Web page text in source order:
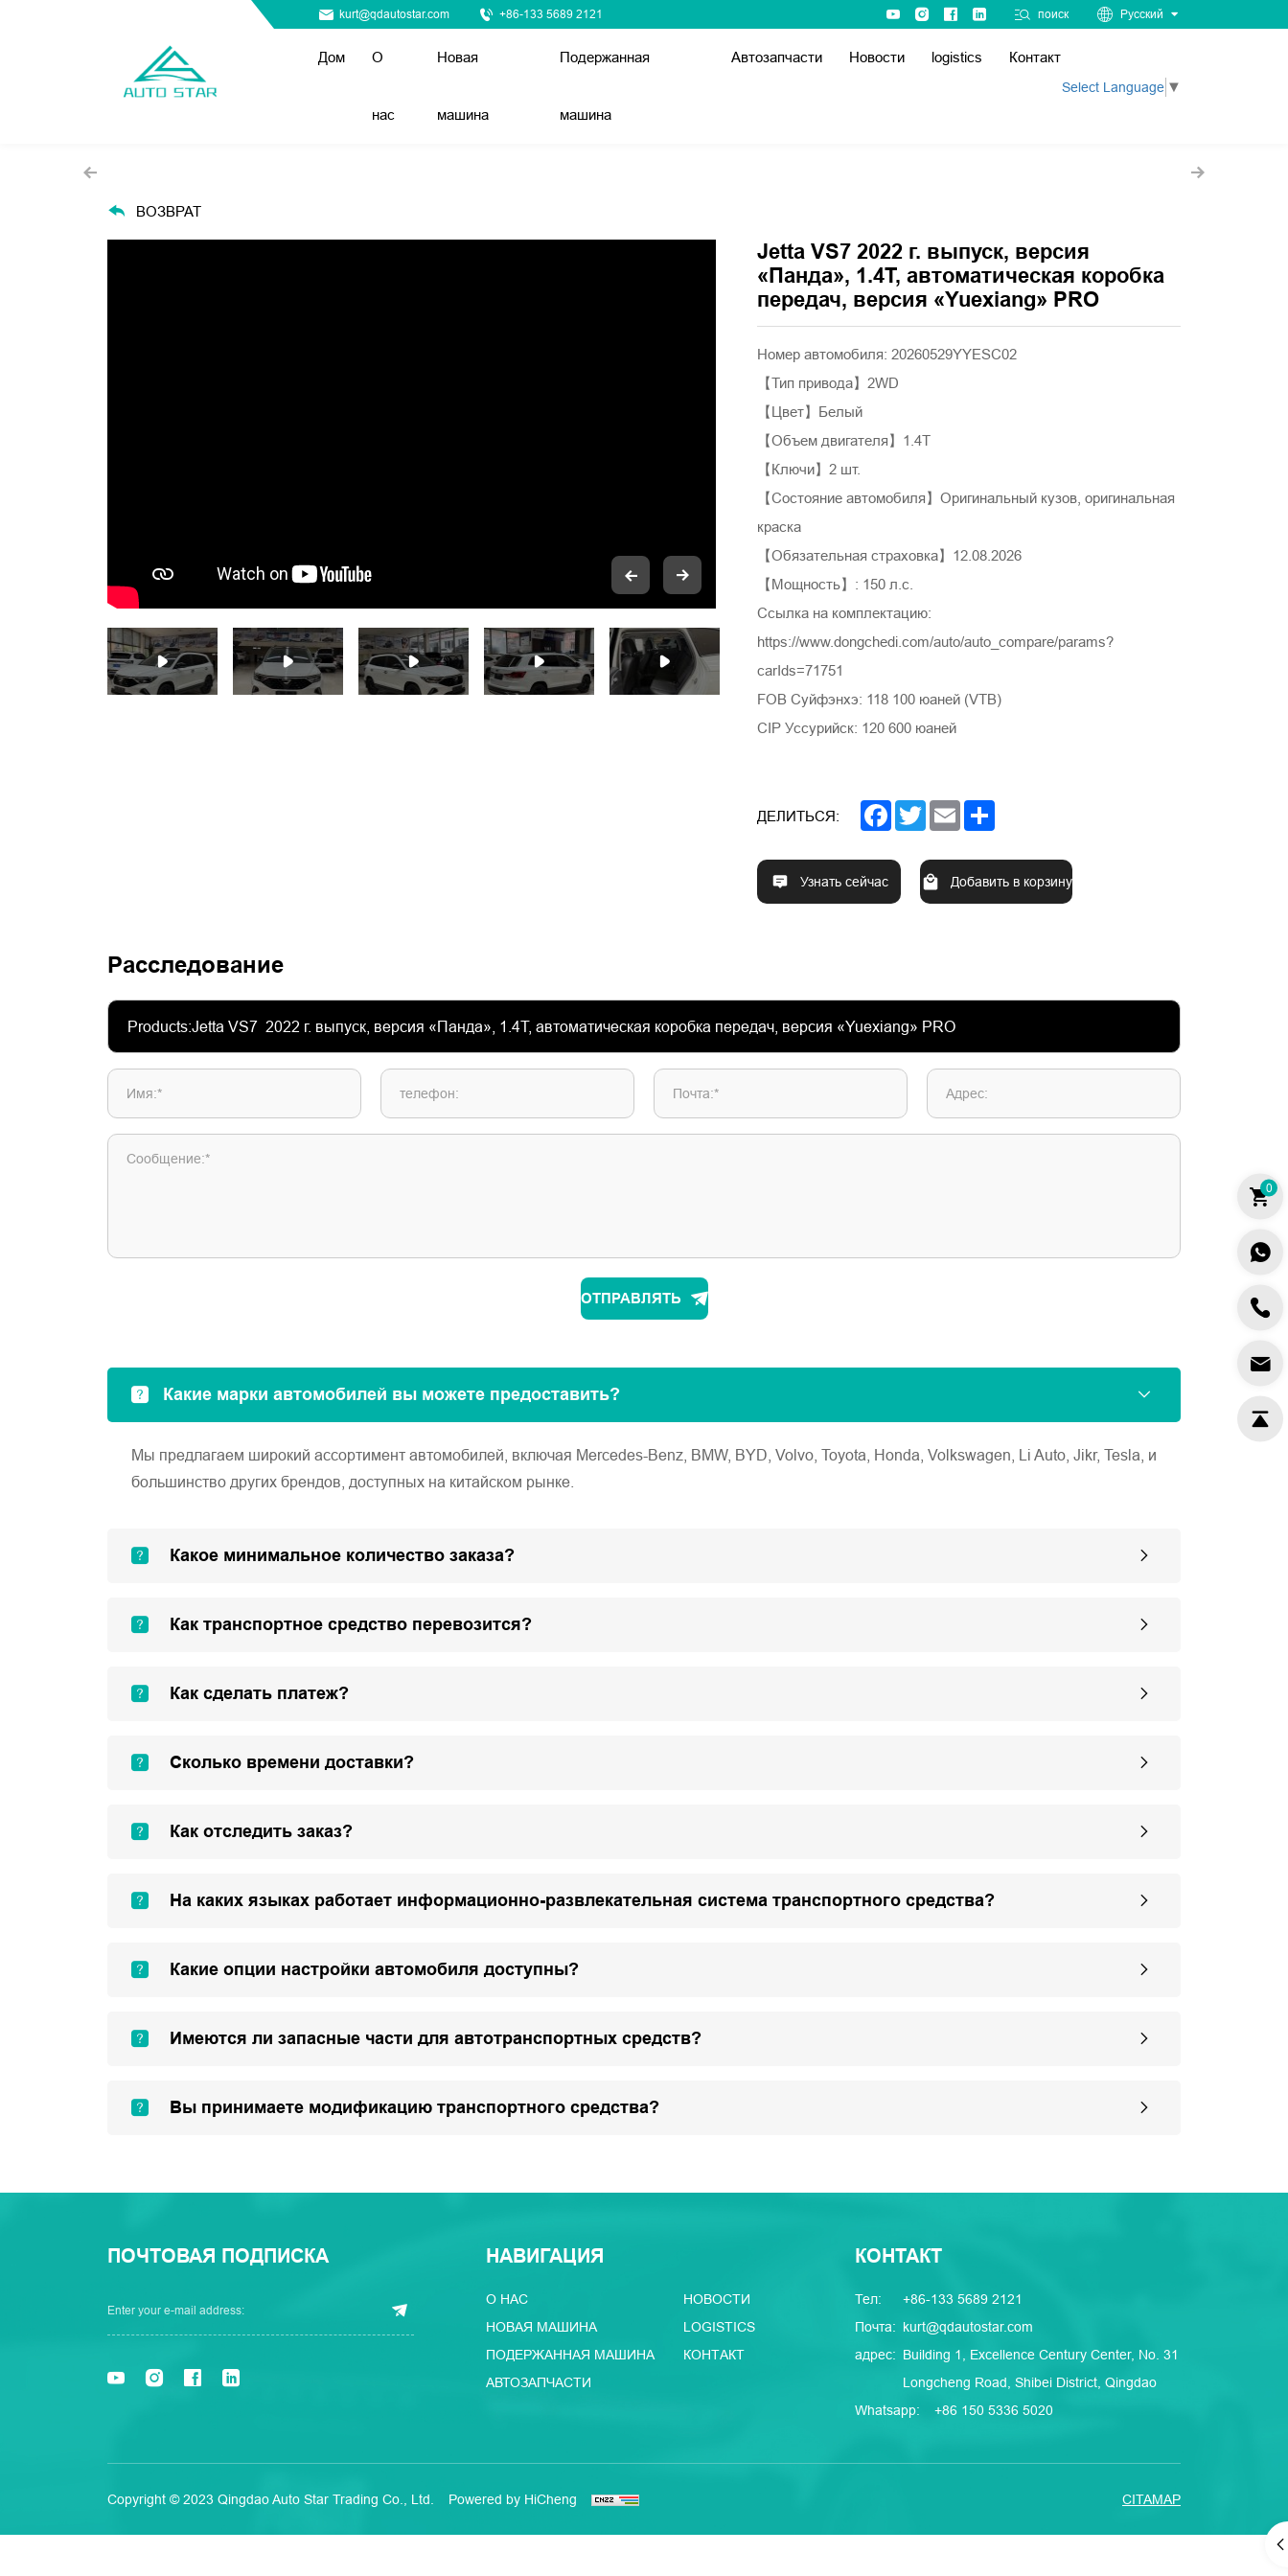
kurt@qdautostar.com +86-133 5689 2121 поиск Русский
Дом О
нас
Новая
машина
Подержанная
машина
Автозапчасти Новости logistics Контакт
Select Language ▼
ВОЗВРАТ
Jetta VS7 2022 г. выпуск, версия
«Панда», 1.4T, автоматическая коробка
передач, версия «Yuexiang» PRO
Номер автомобиля: 20260529YYESC02
【Тип привода】2WD
【Цвет】Белый
【Объем двигателя】1.4T
【Ключи】2 шт.
【Состояние автомобиля】Оригинальный кузов, оригинальная
краска
【Обязательная страховка】12.08.2026
【Мощность】: 150 л.с.
Ссылка на комплектацию:
https://www.dongchedi.com/auto/auto_compare/params?
carIds=71751
FOB Суйфэнхэ: 118 100 юаней (VTB)
CIP Уссурийск: 120 600 юаней
ДЕЛИТЬСЯ: Facebook
TwitterEmail
Узнать сейчас Добавить в корзину
Расследование
Имя:* телефон: Почта:* Адрес:
Сообщение:*
ОТПРАВЛЯТЬ
Какие марки автомобилей вы можете предоставить?
Мы предлагаем широкий ассортимент автомобилей, включая Mercedes-Benz, BMW, BYD, Volvo, Toyota, Honda, Volkswagen, Li Auto, Jikr, Tesla, и
большинство других брендов, доступных на китайском рынке.
Какое минимальное количество заказа?
Как транспортное средство перевозится?
Как сделать платеж?
Сколько времени доставки?
Как отследить заказ?
На каких языках работает информационно-развлекательная система транспортного средства?
Какие опции настройки автомобиля доступны?
Имеются ли запасные части для автотранспортных средств?
Вы принимаете модификацию транспортного средства?
ПОЧТОВАЯ ПОДПИСКА НАВИГАЦИЯ
О НАС
НОВАЯ МАШИНА
ПОДЕРЖАННАЯ МАШИНА
АВТОЗАПЧАСТИ
НОВОСТИ
LOGISTICS
КОНТАКТ
КОНТАКТ
Тел:
+86-133 5689 2121
Почта: kurt@qdautostar.com
адрес: Building 1, Excellence Century Center, No. 31
Longcheng Road, Shibei District, Qingdao
Whatsapp:
+86 150 5336 5020
Copyright © 2023 Qingdao Auto Star Trading Co., Ltd. Powered by HiCheng CITAMAP
0